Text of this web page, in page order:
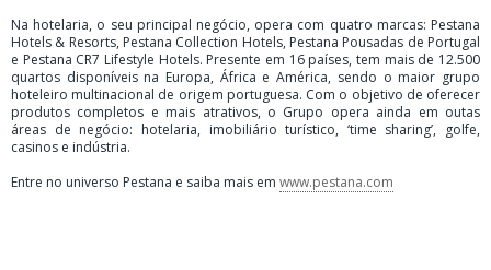
Na hotelaria, o seu principal negócio, opera com quatro marcas: Pestana
Hotels & Resorts, Pestana Collection Hotels, Pestana Pousadas de Portugal
e Pestana CR7 Lifestyle Hotels. Presente em 16 países, tem mais de 12.500
quartos disponíveis na Europa, África e América, sendo o maior grupo
hoteleiro multinacional de origem portuguesa. Com o objetivo de oferecer
produtos completos e mais atrativos, o Grupo opera ainda em outas
áreas de negócio: hotelaria, imobiliário turístico, ‘time sharing’, golfe,
casinos e indústria.
Entre no universo Pestana e saiba mais em www.pestana.com